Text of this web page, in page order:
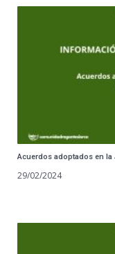
Acuerdos adoptados en la
29/02/2024